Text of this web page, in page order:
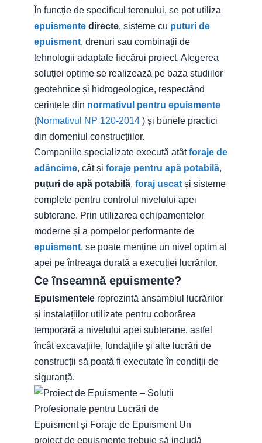
În funcție de specificul terenului, se pot utiliza
epuismente directe, sisteme cu puturi de
epuisment, drenuri sau combinații de
tehnologii adaptate fiecărui proiect. Alegerea
soluției optime se realizează pe baza studiilor
geotehnice și hidrogeologice, respectând
cerințele din normativul pentru epuismente
(Normativul NP 120-2014 ) și bunele practici
din domeniul construcțiilor.
Companiile specializate execută atâtforaje de
adâncime, cât și foraje pentru apă potabilă,
puțuri de apă potabilă, foraj uscat și sisteme
complete pentru controlul nivelului apei
subterane. Prin utilizarea echipamentelor
moderne și a pompelor performante de
epuisment, se poate menține un nivel optim al
apei pe întreaga durată a execuției lucrărilor.
Ce înseamnă epuismente?
Epuismentele reprezintă ansamblul lucrărilor
și instalațiilor utilizate pentru coborârea
temporară a nivelului apei subterane, astfel
încât excavațiile, fundațiile și alte lucrări de
construcții să poată fi executate în condiții de
siguranță.